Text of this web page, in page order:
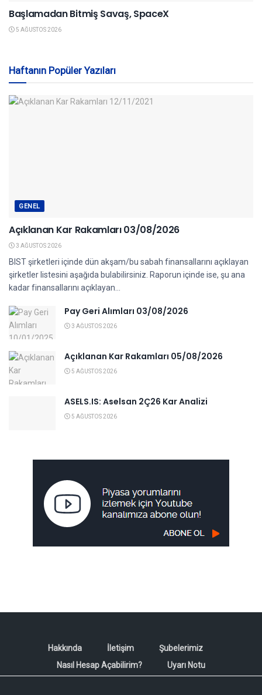
Başlamadan Bitmiş Savaş, SpaceX
5 AĞUSTOS 2026
Haftanın Popüler Yazıları
GENEL
Açıklanan Kar Rakamları 03/08/2026
3 AĞUSTOS 2026
BIST şirketleri içinde dün akşam/bu sabah finansallarını açıklayan
şirketler listesini aşağıda bulabilirsiniz. Raporun içinde ise, şu ana
kadar finansallarını açıklayan...
Pay Geri Alımları 03/08/2026
3 AĞUSTOS 2026
Açıklanan Kar Rakamları 05/08/2026
5 AĞUSTOS 2026
ASELS.IS: Aselsan 2Ç26 Kar Analizi
5 AĞUSTOS 2026
Hakkında İletişim
Şubelerimiz
Nasıl Hesap Açabilirim?
Uyarı Notu